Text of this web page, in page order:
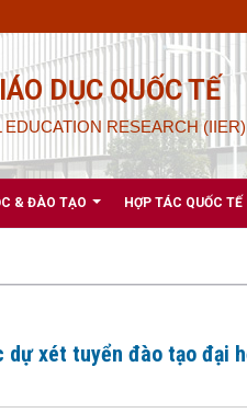
DỤC QUỐC TẾ
RESEARCH (IIER)
& ĐÀO TẠO HỢP TÁC QUỐC TẾ
xét tuyển đào tạo đại